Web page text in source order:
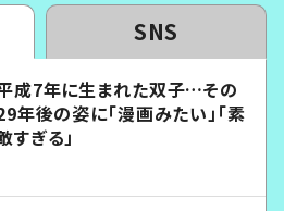
SNS
成7年に生まれた双子…その
年後の姿に「漫画みたい」「素
すぎる」